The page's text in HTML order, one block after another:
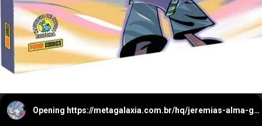
Opening https://metagalaxia.com.br/hq/jeremias-alma-graphic-msp-resenha/